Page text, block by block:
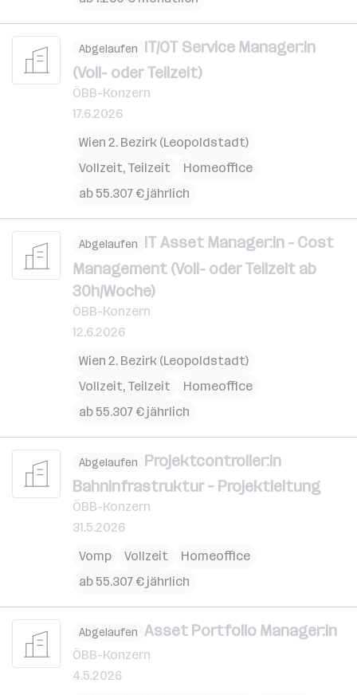
Abgelaufen IT/OT Service Manager:in
(Voll- oder Teilzeit)
ÖBB-Konzern
17.6.2026
Wien 2. Bezirk (Leopoldstadt)
Vollzeit, Teilzeit
Homeoffice
ab 55.307 € jährlich
Abgelaufen IT Asset Manager:in - Cost
Management (Voll- oder Teilzeit ab
30h/Woche)
ÖBB-Konzern
12.6.2026
Wien 2. Bezirk (Leopoldstadt)
Vollzeit, Teilzeit
Homeoffice
ab 55.307 € jährlich
Abgelaufen Projektcontroller:in
Bahninfrastruktur – Projektleitung
ÖBB-Konzern
31.5.2026
Vomp
Vollzeit
Homeoffice
ab 55.307 € jährlich
Abgelaufen Asset Portfolio Manager:in
ÖBB-Konzern
4.5.2026